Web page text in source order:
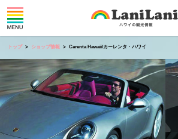
トップ ショップ情報 Carenta Hawaii/カーレンタ・ハワイ